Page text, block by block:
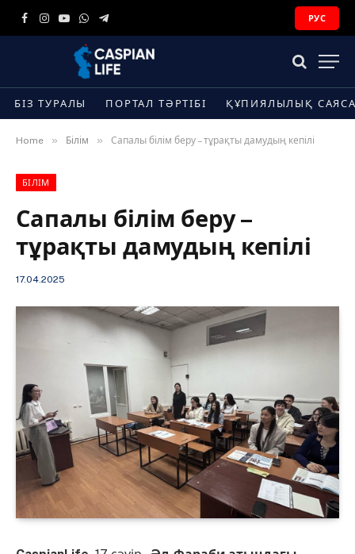
Facebook
Instagram
YouTube
WhatsApp
Telegram
РУС
БІЗ ТУРАЛЫ ПОРТАЛ ТӘРТІБІ ҚҰПИЯЛЫЛЫҚ
Home » Білім » Сапалы білім беру – тұрақты дамудың кепілі
БІЛІМ
Сапалы білім беру –
тұрақты дамудың кепілі
17.04.2025